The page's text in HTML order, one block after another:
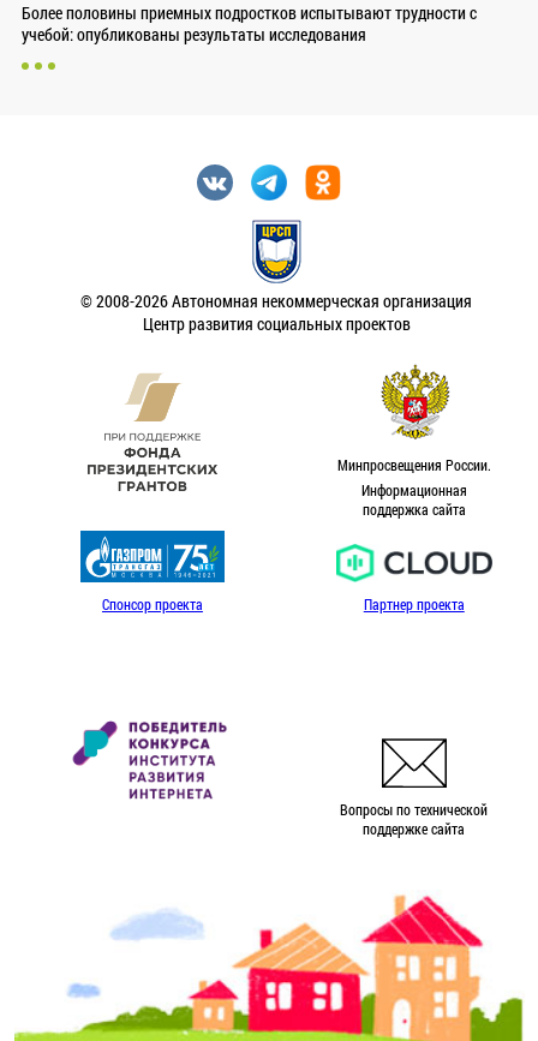
Более половины приемных подростков испытывают трудности с
учебой: опубликованы результаты исследования
© 2008-2026 Автономная некоммерческая организация
Центр развития социальных проектов
Минпросвещения России.
Информационная
поддержка сайта
Спонсор проекта Партнер проекта
Вопросы по технической
поддержке сайта